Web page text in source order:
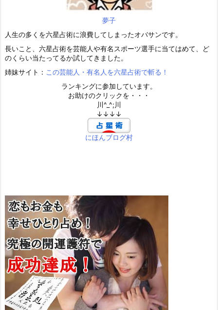
夢子
人生の多くを六星占術に浪費してしまったオバサンです。
長いこと、六星占術を芸能人や有名スポーツ選手に当てはめて、ど
のくらい当たってるか試してきました。
姉妹サイト： この芸能人・有名人を六星占術で斬る！
ランキングに参加しています。
お助けのクリックを・・・
川^_^;川
↓↓↓↓
にほんブログ村